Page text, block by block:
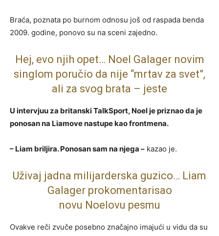
Braća, poznata po burnom odnosu još od raspada benda
2009. godine, ponovo su na sceni zajedno.
Hej, evo njih opet… Noel Galager novim
singlom poručio da nije “mrtav za svet”,
ali za svog brata – jeste
U intervjuu za britanski TalkSport, Noel je priznao da je
ponosan na Liamove nastupe kao frontmena.
– Liam briljira. Ponosan sam na njega – kazao je.
Uživaj jadna milijarderska guzico… Liam
Galager prokomentarisao
novu Noelovu pesmu
Ovakve reči zvuče posebno značajno imajući u vidu da su